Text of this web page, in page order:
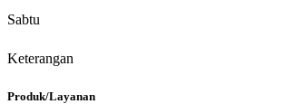
Sabtu
Keterangan
Produk/Layanan